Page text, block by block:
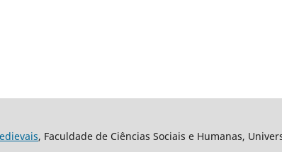
, Faculdade de Ciências Sociais e Humanas,